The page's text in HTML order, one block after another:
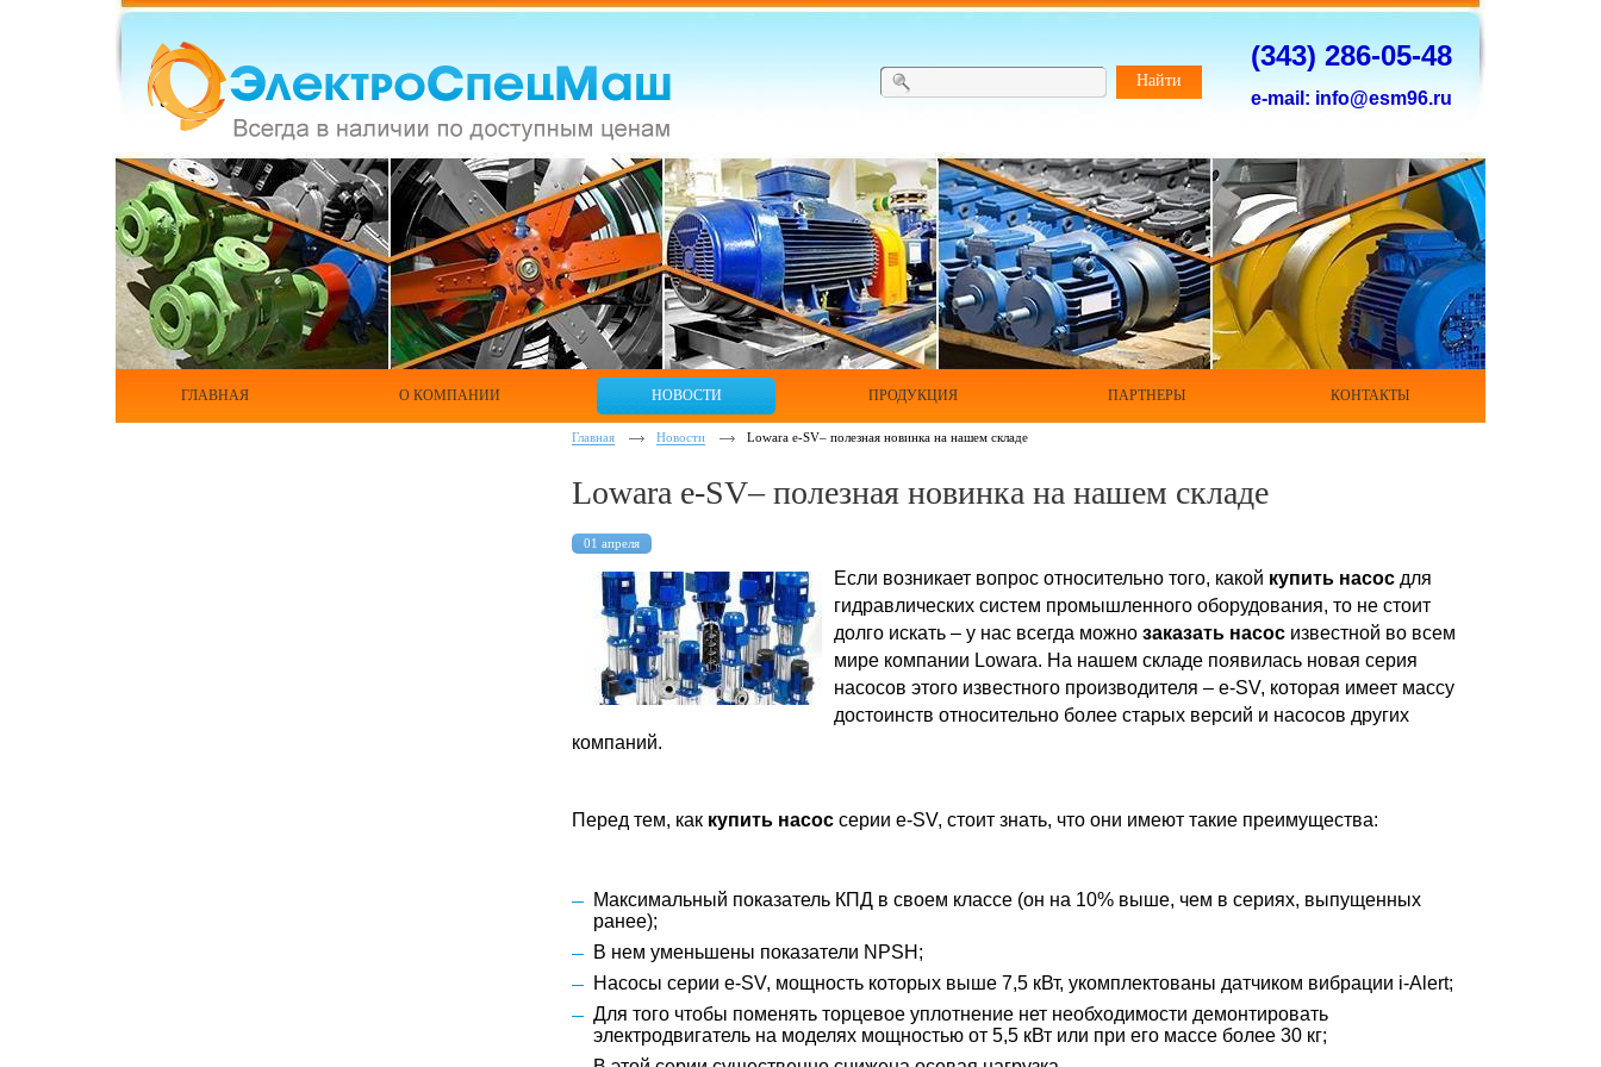
Найти
(343) 286-05-48
e-mail: info@esm96.ru
ГЛАВНАЯ О КОМПАНИИ НОВОСТИ ПРОДУКЦИЯ ПАРТНЕРЫ КОНТАКТЫ
Главная Новости Lowara e-SV– полезная новинка на нашем складе
Lowara e-SV– полезная новинка на нашем складе
01 апреля
Если возникает вопрос относительно того, какой купить насос для
гидравлических систем промышленного оборудования, то не стоит
долго искать – у нас всегда можнозаказать насос известной во всем
мире компании Lowara. На нашем складе появилась новая серия
насосов этого известного производителя – e-SV, которая имеет массу
достоинств относительно более старых версий и насосов других
компаний.
Перед тем, как купить насоссерии e-SV, стоит знать, что они имеют такие преимущества:
Максимальный показатель КПД в своем классе (он на 10% выше, чем в сериях, выпущенных
ранее);
В нем уменьшены показатели NPSH;
Насосы серии e-SV, мощность которых выше 7,5 кВт, укомплектованы датчиком вибрации i-Alert;
Для того чтобы поменять торцевое уплотнение нет необходимости демонтировать
электродвигатель на моделях мощностью от 5,5 кВт или при его массе более 30 кг;